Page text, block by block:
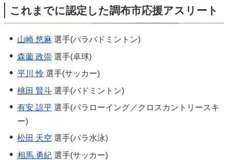
これまでに認定した調布市応援アスリート
山崎 悠麻選手(パラバドミントン)
森薗 政崇選手(卓球)
平川 怜選手(サッカー)
桃田 賢斗選手(バドミントン)
有安 諒平選手(パラローイング／クロスカントリースキ
ー)
松田 天空 選手(パラ水泳)
相馬 勇紀選手(サッカー)